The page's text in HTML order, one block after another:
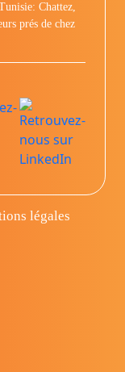
Chattez,
prés de chez
légales